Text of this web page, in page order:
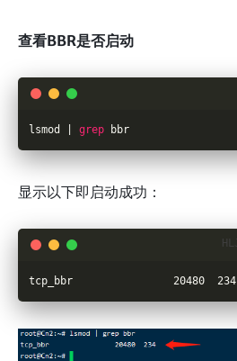
查看BBR是否启动
lsmod | grep bbr
显示以下即启动成功：
tcp_bbr                20480  234